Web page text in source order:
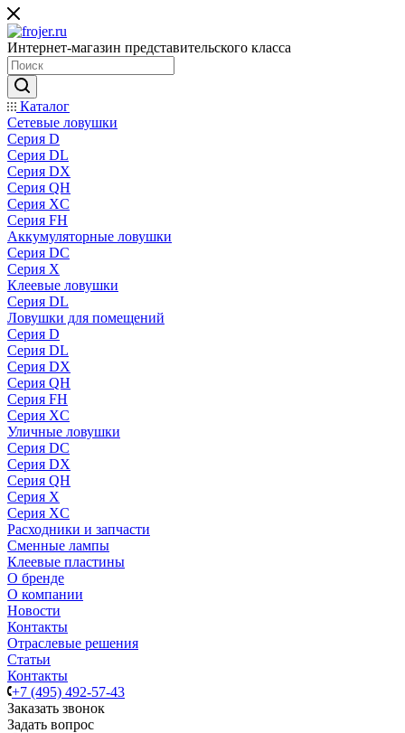
Интернет-магазин представительского класса
Каталог
Сетевые ловушки
Серия D
Серия DL
Серия DX
Серия QH
Серия XC
Серия FH
Аккумуляторные ловушки
Серия DC
Серия X
Клеевые ловушки
Серия DL
Ловушки для помещений
Серия D
Серия DL
Серия DX
Серия QH
Серия FH
Серия XC
Уличные ловушки
Серия DC
Серия DX
Серия QH
Серия X
Серия XC
Расходники и запчасти
Сменные лампы
Клеевые пластины
О бренде
О компании
Новости
Контакты
Отраслевые решения
Статьи
Контакты
+7 (495) 492-57-43
Заказать звонок
Задать вопрос